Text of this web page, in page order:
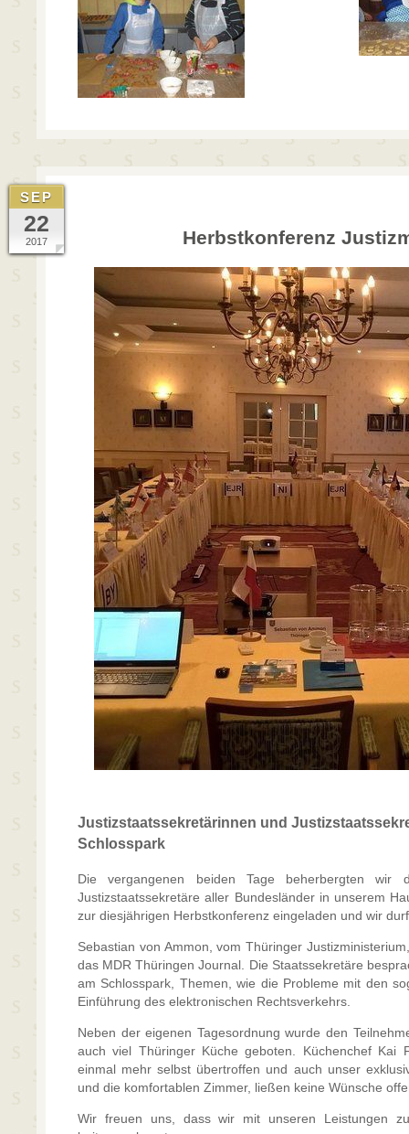
2017
22
SEP
Herbstkonferenz
Justizstaatssekretärinnen und
Schlosspark
Die vergangenen beiden Tage beherbergten wir
Justizstaatssekretäre aller Bundesländer in unserem
zur diesjährigen Herbstkonferenz eingeladen und wir
Sebastian von Ammon, vom Thüringer
das MDR Thüringen Journal. Die Staatssekretäre
am Schlosspark, Themen, wie die Probleme mit den
Einführung des elektronischen Rechtsverkehrs.
Neben der eigenen Tagesordnung wurde den
auch viel Thüringer Küche geboten. Küchenchef Kai
einmal mehr selbst übertroffen und auch unser
und die komfortablen Zimmer, ließen keine Wünsche
Wir freuen uns, dass wir mit unseren Leistungen